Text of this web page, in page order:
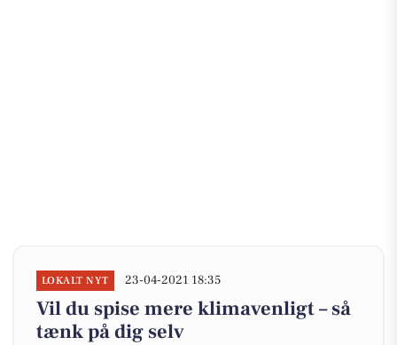
LOKALT NYT 23-04-2021 18:35
Vil du spise mere klimavenligt – så
tænk på dig selv